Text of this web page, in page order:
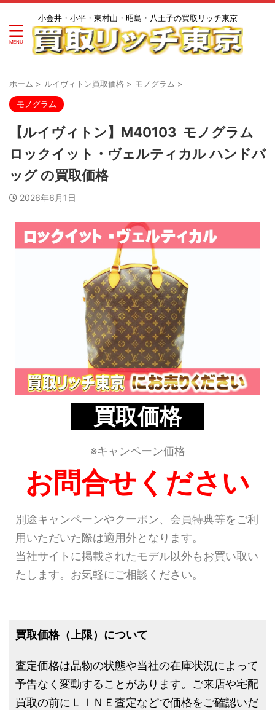
小金井・小平・東村山・昭島・八王子の買取リッチ東京
ホーム > ルイヴィトン買取価格 > モノグラム >
モノグラム
【ルイヴィトン】M40103 モノグラム
ロックイット・ヴェルティカル ハンドバ
ッグ の買取価格
2026年6月1日
買取価格
※キャンペーン価格
お問合せください
別途キャンペーンやクーポン、会員特典等をご利
用いただいた際は適用外となります。
当社サイトに掲載されたモデル以外もお買い取い
たします。お気軽にご相談ください。
買取価格（上限）について
査定価格は品物の状態や当社の在庫状況によって
予告なく変動することがあります。ご来店や宅配
買取の前にＬＩＮＥ査定などで価格をご確認いだ